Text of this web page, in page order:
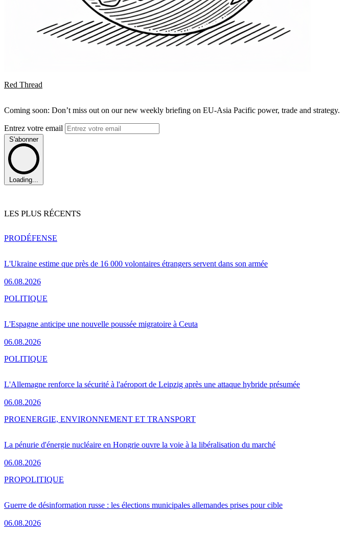
Red Thread
Coming soon: Don’t miss out on our new weekly briefing on EU-Asia Pacific power, trade and strategy.
Entrez votre email
S'abonner
Loading...
LES PLUS RÉCENTS
L'Ukraine estime que près de 16 000 volontaires étrangers servent dans son armée
06.08.2026
PRODÉFENSE
L'Espagne anticipe une nouvelle poussée migratoire à Ceuta
06.08.2026
POLITIQUE
L'Allemagne renforce la sécurité à l'aéroport de Leipzig après une attaque hybride présumée
06.08.2026
POLITIQUE
La pénurie d'énergie nucléaire en Hongrie ouvre la voie à la libéralisation du marché
06.08.2026
PROENERGIE, ENVIRONNEMENT ET TRANSPORT
Guerre de désinformation russe : les élections municipales allemandes prises pour cible
06.08.2026
PROPOLITIQUE